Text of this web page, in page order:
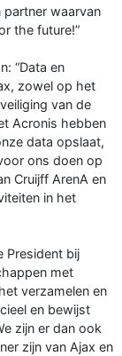
waarvan
the future!”
“Data en
zowel op het
van de
Acronis hebben
data opslaat,
ons doen op
Cruijff ArenA en
in het
President bij
met
verzamelen en
en bewijst
zijn er dan ook
zijn van Ajax en